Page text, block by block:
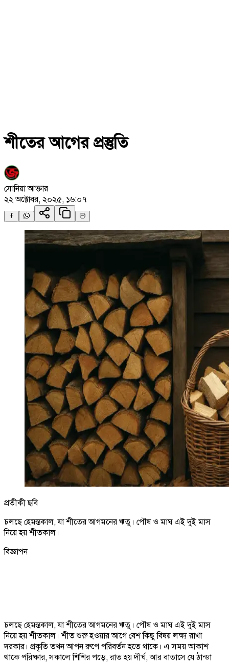
শীতের আগের প্রস্তুতি
সোনিয়া আক্তার
২২ অক্টোবর, ২০২৫, ১৬:০৭
প্রতীকী ছবি
চলছে হেমন্তকাল, যা শীতের আগমনের ঋতু। পৌষ ও মাঘ এই দুই মাস
নিয়ে হয় শীতকাল।
বিজ্ঞাপন
চলছে হেমন্তকাল, যা শীতের আগমনের ঋতু। পৌষ ও মাঘ এই দুই মাস
নিয়ে হয় শীতকাল। শীত শুরু হওয়ার আগে বেশ কিছু বিষয় লক্ষ্য রাখা
দরকার। প্রকৃতি তখন আপন রুপে পরিবর্তন হতে থাকে। এ সময় আকাশ
থাকে পরিষ্কার, সকালে শিশির পড়ে, রাত হয় দীর্ঘ, আর বাতাসে যে ঠান্ডা